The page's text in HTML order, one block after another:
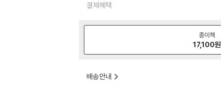
결제혜택
종이책
17,100원
배송안내